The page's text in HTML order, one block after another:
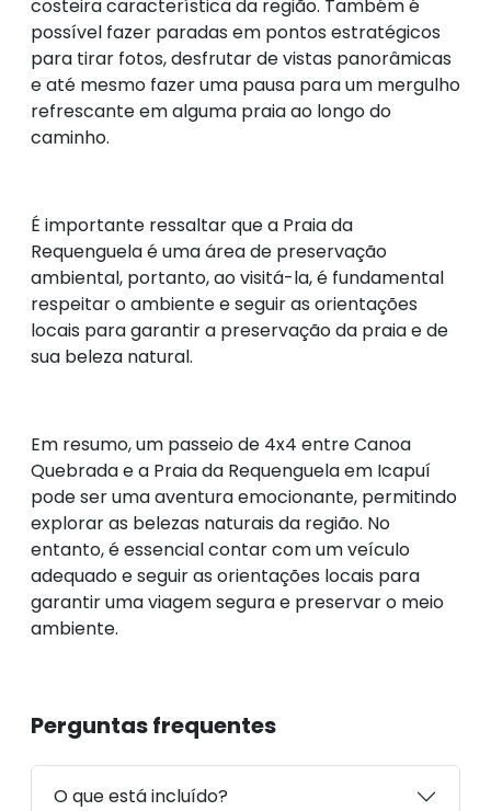
costeira característica da região. Também é
possível fazer paradas em pontos estratégicos
para tirar fotos, desfrutar de vistas panorâmicas
e até mesmo fazer uma pausa para um mergulho
refrescante em alguma praia ao longo do
caminho.
É importante ressaltar que a Praia da
Requenguela é uma área de preservação
ambiental, portanto, ao visitá-la, é fundamental
respeitar o ambiente e seguir as orientações
locais para garantir a preservação da praia e de
sua beleza natural.
Em resumo, um passeio de 4x4 entre Canoa
Quebrada e a Praia da Requenguela em Icapuí
pode ser uma aventura emocionante, permitindo
explorar as belezas naturais da região. No
entanto, é essencial contar com um veículo
adequado e seguir as orientações locais para
garantir uma viagem segura e preservar o meio
ambiente.
Perguntas frequentes
O que está incluído?